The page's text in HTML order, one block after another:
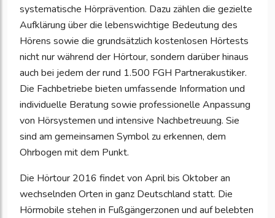
systematische Hörprävention. Dazu zählen die gezielte
Aufklärung über die lebenswichtige Bedeutung des
Hörens sowie die grundsätzlich kostenlosen Hörtests
nicht nur während der Hörtour, sondern darüber hinaus
auch bei jedem der rund 1.500 FGH Partnerakustiker.
Die Fachbetriebe bieten umfassende Information und
individuelle Beratung sowie professionelle Anpassung
von Hörsystemen und intensive Nachbetreuung. Sie
sind am gemeinsamen Symbol zu erkennen, dem
Ohrbogen mit dem Punkt.
Die Hörtour 2016 findet von April bis Oktober an
wechselnden Orten in ganz Deutschland statt. Die
Hörmobile stehen in Fußgängerzonen und auf belebten